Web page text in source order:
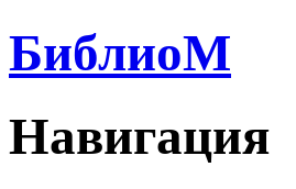
БиблиоМ
Навигация